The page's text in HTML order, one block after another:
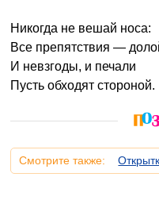
Никогда не вешай носа:
Все препятствия —
И невзгоды, и печали
Пусть обходят стороной.
Смотрите также: